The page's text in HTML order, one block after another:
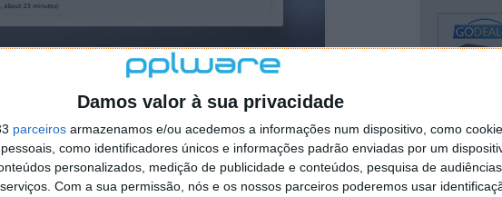
Damos valor à sua privacidade
parceiros armazenamos e/ou acedemos a informações num dispositivo, como
como identificadores únicos e informações padrão enviadas por um
personalizados, medição de publicidade e conteúdos, pesquisa de
Com a sua permissão, nós e os nossos parceiros poderemos usar
e vamos querer fazê-lo antes de o repor ou
para termos a certeza de que é a versão certa e a
utilizador a versão que se encontrar no histórico,
caso tenham uma aplicação capaz de o fazer.